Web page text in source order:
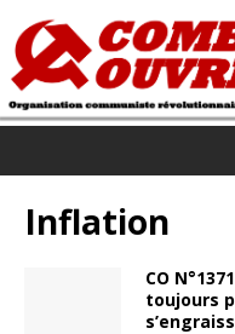
Inflation
CO
toujours